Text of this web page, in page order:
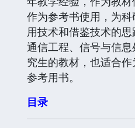
作为参考书使用，为
用技术和借鉴技术的
通信工程、信号与信
究生的教材，也适合
参考用书。
目录